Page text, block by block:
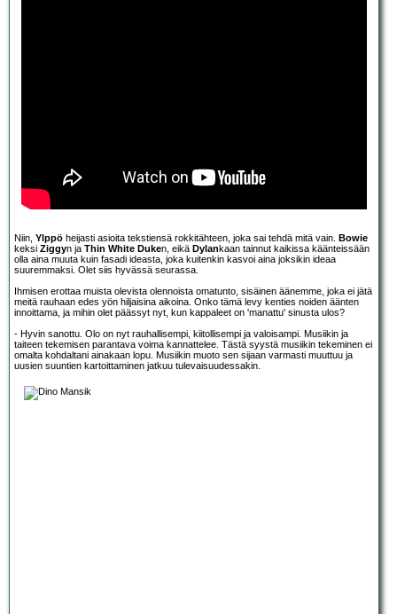
Niin, Ylppö heijasti asioita tekstiensä rokkitähteen, joka sai tehdä mitä vain. Bowie
keksi Ziggyn ja Thin White Duken, eikä Dylankaan tainnut kaikissa käänteissään
olla aina muuta kuin fasadi ideasta, joka kuitenkin kasvoi aina joksikin ideaa
suuremmaksi. Olet siis hyvässä seurassa.
Ihmisen erottaa muista olevista olennoista omatunto, sisäinen äänemme, joka ei jätä
meitä rauhaan edes yön hiljaisina aikoina. Onko tämä levy kenties noiden äänten
innoittama, ja mihin olet päässyt nyt, kun kappaleet on 'manattu' sinusta ulos?
- Hyvin sanottu. Olo on nyt rauhallisempi, kiitollisempi ja valoisampi. Musiikin ja
taiteen tekemisen parantava voima kannattelee. Tästä syystä musiikin tekeminen ei
omalta kohdaltani ainakaan lopu. Musiikin muoto sen sijaan varmasti muuttuu ja
uusien suuntien kartoittaminen jatkuu tulevaisuudessakin.